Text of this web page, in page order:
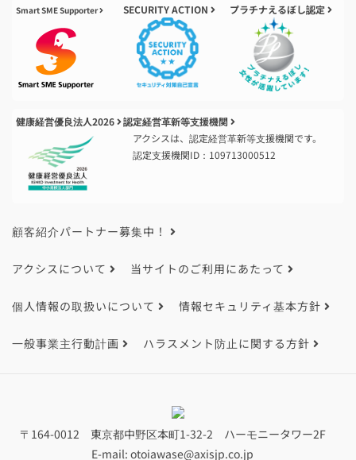
Smart SME Supporter SECURITY ACTION プラチナえるぼし認定
健康経営優良法人2026
認定経営革新等支援機関
アクシスは、認定経営革新等支援機関です。
認定支援機関ID：109713000512
顧客紹介パートナー募集中！
アクシスについて 当サイトのご利用にあたって
個人情報の取扱いについて 情報セキュリティ基本方針
一般事業主行動計画 ハラスメント防止に関する方針
〒164-0012 東京都中野区本町1-32-2 ハーモニータワー2F
E-mail: otoiawase@axisjp.co.jp